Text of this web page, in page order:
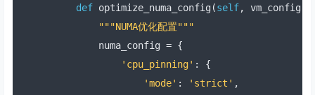
def optimize_numa_config (self, vm_config
"""NUMA优化配置"""
        numa_config
= {
'cpu_pinning' :
{
'mode' : 'strict' ,